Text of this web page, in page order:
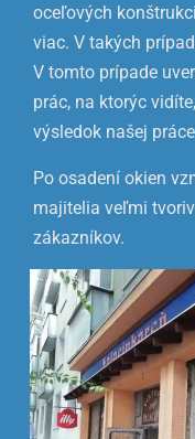
oceľových
viac. V takých
V tomto prípade
prác, na ktorýc
výsledok našej
Po osadení okien
majitelia veľmi
zákazníkov.